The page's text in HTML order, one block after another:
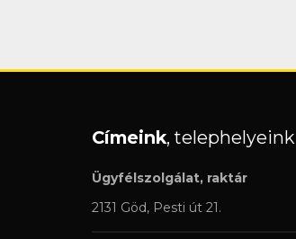
Címeink, telephelyeink
Ügyfélszolgálat, raktár
2131 Göd, Pesti út 21.